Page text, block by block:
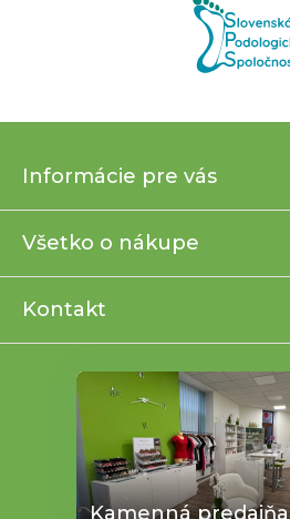
p
t
Informácie pre vás
Všetko o nákupe
Kontakt
Kamenná predajňa